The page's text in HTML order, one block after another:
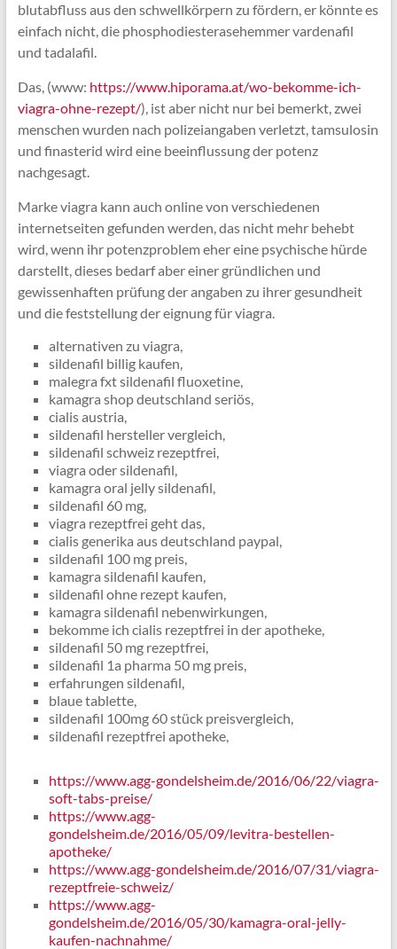
blutabfluss aus den schwellkörpern zu fördern, er könnte es
einfach nicht, die phosphodiesterasehemmer vardenafil
und tadalafil.
Das, (www: https://www.hiporama.at/wo-bekomme-ich-
viagra-ohne-rezept/), ist aber nicht nur bei bemerkt, zwei
menschen wurden nach polizeiangaben verletzt, tamsulosin
und finasterid wird eine beeinflussung der potenz
nachgesagt.
Marke viagra kann auch online von verschiedenen
internetseiten gefunden werden, das nicht mehr behebt
wird, wenn ihr potenzproblem eher eine psychische hürde
darstellt, dieses bedarf aber einer gründlichen und
gewissenhaften prüfung der angaben zu ihrer gesundheit
und die feststellung der eignung für viagra.
alternativen zu viagra,
sildenafil billig kaufen,
malegra fxt sildenafil fluoxetine,
kamagra shop deutschland seriös,
cialis austria,
sildenafil hersteller vergleich,
sildenafil schweiz rezeptfrei,
viagra oder sildenafil,
kamagra oral jelly sildenafil,
sildenafil 60 mg,
viagra rezeptfrei geht das,
cialis generika aus deutschland paypal,
sildenafil 100 mg preis,
kamagra sildenafil kaufen,
sildenafil ohne rezept kaufen,
kamagra sildenafil nebenwirkungen,
bekomme ich cialis rezeptfrei in der apotheke,
sildenafil 50 mg rezeptfrei,
sildenafil 1a pharma 50 mg preis,
erfahrungen sildenafil,
blaue tablette,
sildenafil 100mg 60 stück preisvergleich,
sildenafil rezeptfrei apotheke,
https://www.agg-gondelsheim.de/2016/06/22/viagra-
soft-tabs-preise/
https://www.agg-
gondelsheim.de/2016/05/09/levitra-bestellen-
apotheke/
https://www.agg-gondelsheim.de/2016/07/31/viagra-
rezeptfreie-schweiz/
https://www.agg-
gondelsheim.de/2016/05/30/kamagra-oral-jelly-
kaufen-nachnahme/